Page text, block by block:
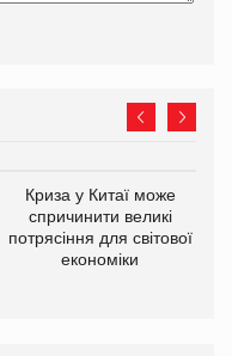
Криза у Китаї може
спричинити великі
потрясіння для світової
економіки